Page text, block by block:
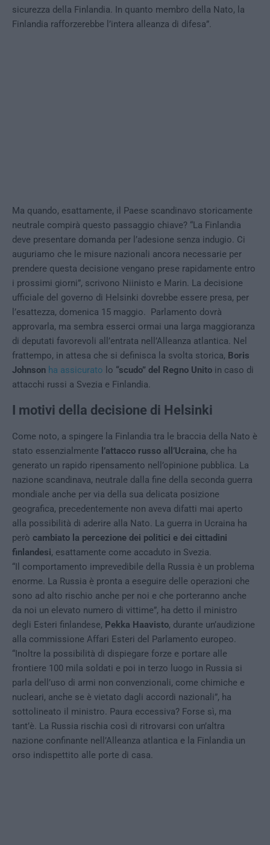
sicurezza della Finlandia. In quanto membro della Nato, la
Finlandia rafforzerebbe l’intera alleanza di difesa”.
Ma quando, esattamente, il Paese scandinavo storicamente
neutrale compirà questo passaggio chiave? “La Finlandia
deve presentare domanda per l’adesione senza indugio. Ci
auguriamo che le misure nazionali ancora necessarie per
prendere questa decisione vengano prese rapidamente entro
i prossimi giorni”, scrivono Niinisto e Marin. La decisione
ufficiale del governo di Helsinki dovrebbe essere presa, per
l’esattezza, domenica 15 maggio. Parlamento dovrà
approvarla, ma sembra esserci ormai una larga maggioranza
di deputati favorevoli all’entrata nell’Alleanza atlantica. Nel
frattempo, in attesa che si definisca la svolta storica, Boris
Johnson ha assicurato lo “scudo” del Regno Unito in caso di
attacchi russi a Svezia e Finlandia.
I motivi della decisione di Helsinki
Come noto, a spingere la Finlandia tra le braccia della Nato è
stato essenzialmente l’attacco russo all’Ucraina, che ha
generato un rapido ripensamento nell’opinione pubblica. La
nazione scandinava, neutrale dalla fine della seconda guerra
mondiale anche per via della sua delicata posizione
geografica, precedentemente non aveva difatti mai aperto
alla possibilità di aderire alla Nato. La guerra in Ucraina ha
però cambiato la percezione dei politici e dei cittadini
finlandesi, esattamente come accaduto in Svezia.
“Il comportamento imprevedibile della Russia è un problema
enorme. La Russia è pronta a eseguire delle operazioni che
sono ad alto rischio anche per noi e che porteranno anche
da noi un elevato numero di vittime”, ha detto il ministro
degli Esteri finlandese, Pekka Haavisto, durante un’audizione
alla commissione Affari Esteri del Parlamento europeo.
“Inoltre la possibilità di dispiegare forze e portare alle
frontiere 100 mila soldati e poi in terzo luogo in Russia si
parla dell’uso di armi non convenzionali, come chimiche e
nucleari, anche se è vietato dagli accordi nazionali”, ha
sottolineato il ministro. Paura eccessiva? Forse sì, ma
tant’è. La Russia rischia così di ritrovarsi con un’altra
nazione confinante nell’Alleanza atlantica e la Finlandia un
orso indispettito alle porte di casa.